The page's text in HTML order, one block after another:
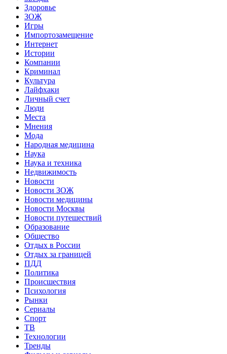
Здоровье
ЗОЖ
Игры
Импортозамещение
Интернет
Истории
Компании
Криминал
Культура
Лайфхаки
Личный счет
Люди
Места
Мнения
Мода
Народная медицина
Наука
Наука и техника
Недвижимость
Новости
Новости ЗОЖ
Новости медицины
Новости Москвы
Новости путешествий
Образование
Общество
Отдых в России
Отдых за границей
ПДД
Политика
Происшествия
Психология
Рынки
Сериалы
Спорт
ТВ
Технологии
Тренды